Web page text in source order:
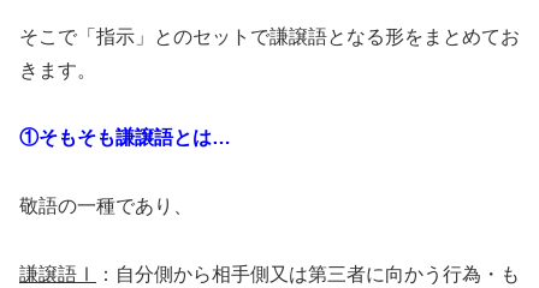
そこで「指示」とのセットで謙譲語となる形をまとめてお
きます。
①そもそも謙譲語とは…
敬語の一種であり、
謙譲語Ⅰ
：自分側から相手側又は第三者に向かう行為・も